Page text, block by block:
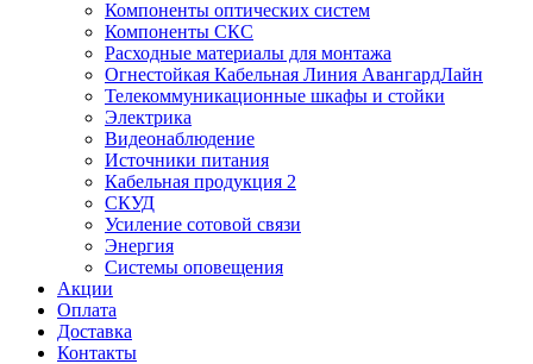
Компоненты оптических систем
Компоненты СКС
Расходные материалы для монтажа
Огнестойкая Кабельная Линия АвангардЛайн
Телекоммуникационные шкафы и стойки
Электрика
Видеонаблюдение
Источники питания
Кабельная продукция 2
СКУД
Усиление сотовой связи
Энергия
Системы оповещения
Акции
Оплата
Доставка
Контакты